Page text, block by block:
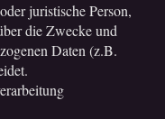
juristische Person,
die Zwecke und
Daten (z.B.